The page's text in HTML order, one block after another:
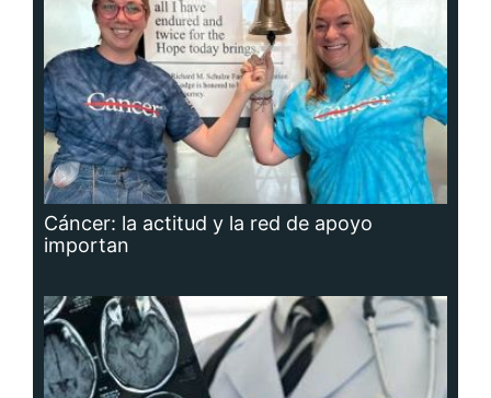
Cáncer: la actitud y la red de apoyo
importan